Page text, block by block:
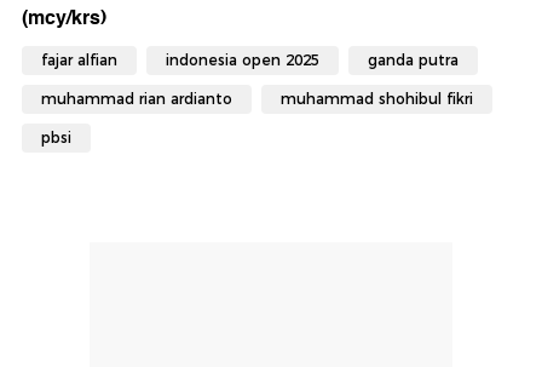
(mcy/krs)
fajar alfian indonesia open 2025 ganda putra
muhammad rian ardianto muhammad shohibul fikri
pbsi